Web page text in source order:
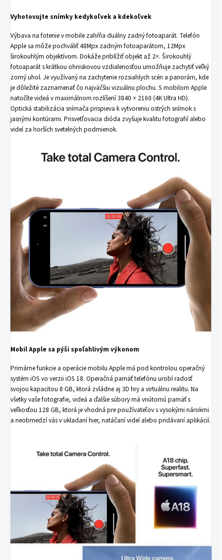
Vyhotovujte snímky kedykoľvek a kdekoľvek
Výbava na fotenie v mobile zahŕňa duálny zadný fotoaparát. Telefón
Apple sa môže pochváliť 48Mpx zadným fotoaparátom, 12Mpx
širokouhlým objektívom. Dokáže priblížiť objekt až 2×. Širokouhlý
fotoaparát s krátkou ohniskovou vzdialenosťou umožňuje zachytiť veľký
zorný uhol. Je využívaný na zachytenie rozsiahlych scén a panorám, kde
je dôležité zaznamenať čo najväčšiu vizuálnu plochu. S mobilom Apple
natočíte videá v maximálnom rozlíšení 3840 × 2160 (4K Ultra HD).
Optická stabilizácia snímača prispieva k vytvoreniu ostrých snímok s
jasnými kontúrami. Prisvetľovacia dióda zvyšuje kvalitu fotografií alebo
videí za horších svetelných podmienok.
Mobil Apple sa pýši spoľahlivým výkonom
Primárne funkcie a operácie mobilu Apple má pod kontrolou operačný
systém iOS vo verzii iOS 18. Operačná pamäť telefónu urobí radosť
svojou kapacitou 8 GB, ktorá zvládne aj 3D hry a virtuálnu realitu. Na
všetky vaše fotografie, videá a ďalšie súbory má vnútornú pamäť s
veľkosťou 128 GB, ktorá je vhodná pre používateľov s vysokými nárokmi
a neobmedzí vás v ukladaní hier, natáčaní videí alebo pridávaní aplikácií.